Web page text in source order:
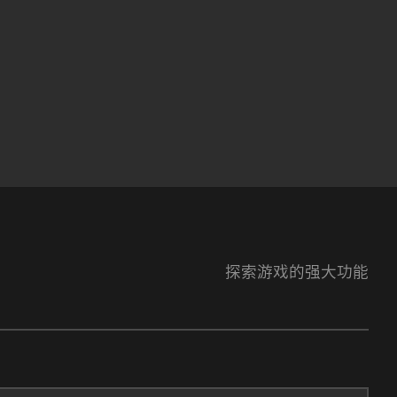
探索游戏的强大功能